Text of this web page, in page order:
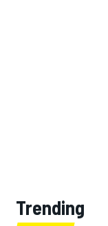
Trending